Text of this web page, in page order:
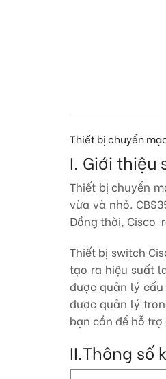
Thiết bị chuyển
I. Giới thiệu
Thiết bị chuyển
vừa và nhỏ.
Đồng thời, Cisco
Thiết bị switch
tạo ra hiệu suất
được quản lý
được quản lý
bạn cần để hỗ
II.Thông số